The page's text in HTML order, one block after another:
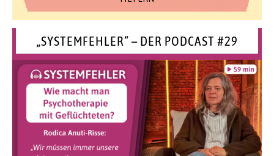
„SYSTEMFEHLER“ – DER PODCAST #29